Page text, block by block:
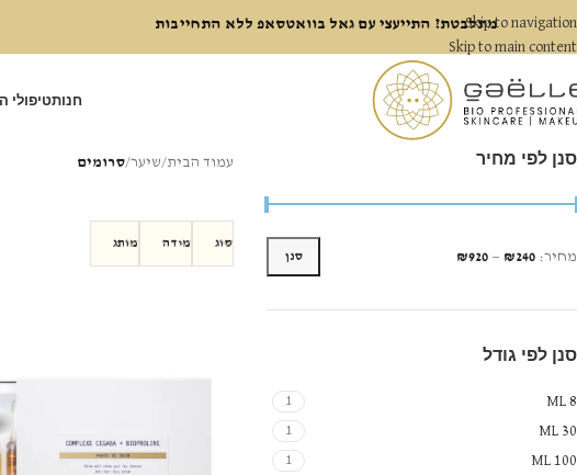
מתלבטת? התייעצי עם גאל בוואטסאפ ללא התחייבותSkip to navigation
Skip to main content
חנותטיפולי
סנן לפי מחיר
סנן מחיר: ₪240
—
₪920
סנן לפי גודל
8 ML
1
30 ML
1
100 ML
1
עמוד הבית/שיער/סרומים
סוג מידה מותג